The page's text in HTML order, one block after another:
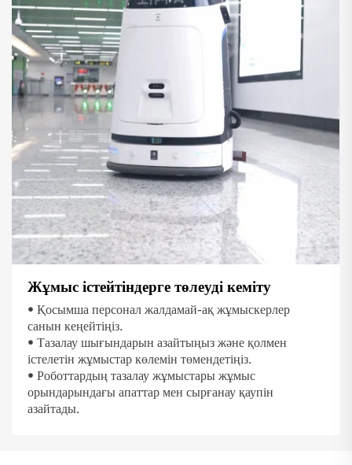
Жұмыс істейтіндерге төлеуді кеміту
• Қосымша персонал жалдамай-ақ жұмыскерлер
санын кеңейтіңіз.
• Тазалау шығындарын азайтыңыз және қолмен
істелетін жұмыстар көлемін төмендетіңіз.
• Роботтардың тазалау жұмыстары жұмыс
орындарындағы апаттар мен сырғанау қаупін
азайтады.